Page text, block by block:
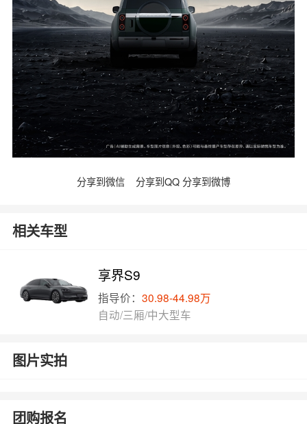
分享到微信 分享到QQ 分享到微博
相关车型
享界S9
指导价：30.98-44.98万
自动/三厢/中大型车
图片实拍
团购报名